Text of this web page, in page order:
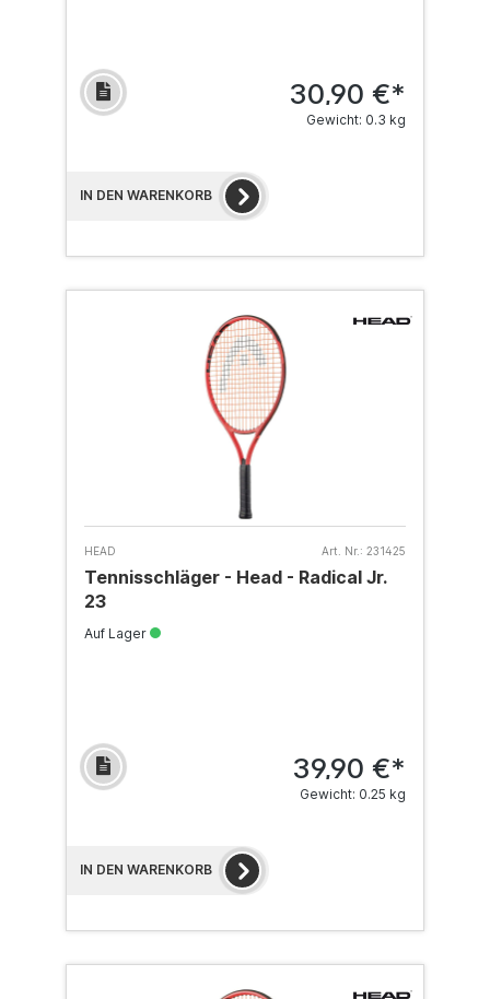
30,90 €*
Gewicht: 0.3 kg
IN DEN WARENKORB
HEAD Art. Nr.: 231425
Tennisschläger - Head - Radical Jr.
23
Auf Lager
39,90 €*
Gewicht: 0.25 kg
IN DEN WARENKORB